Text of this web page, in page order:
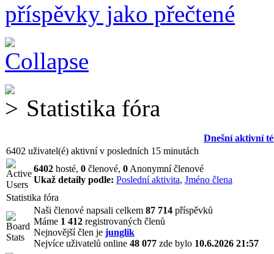
příspěvky jako přečtené
Statistika fóra
Dnešní aktivní
6402 uživatel(é) aktivní v posledních 15 minutách
6402 hosté, 0 členové, 0 Anonymní členové
Ukaž detaily podle: Poslední aktivita, Jméno člena
Statistika fóra
Naši členové napsali celkem 87 714 příspěvků
Máme 1 412 registrovaných členů
Nejnovější člen je junglik
Nejvíce uživatelů online 48 077 zde bylo 10.6.2026 21:57